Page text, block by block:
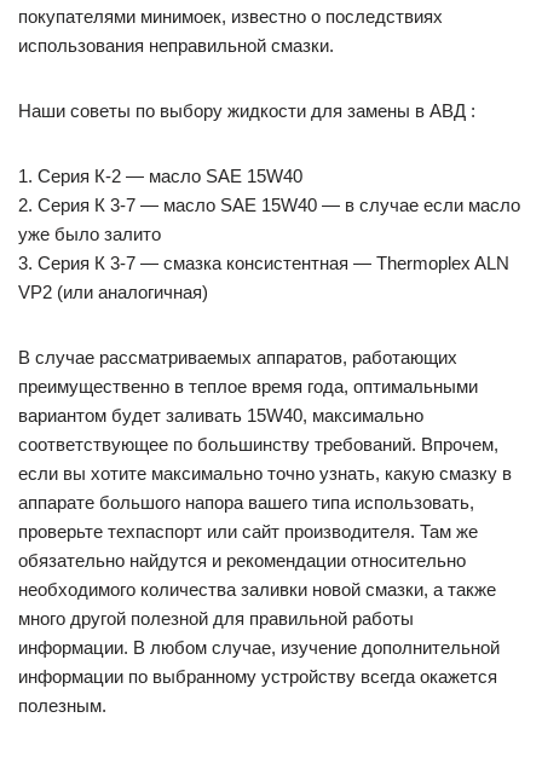
покупателями минимоек, известно о последствиях
использования неправильной смазки.
Наши советы по выбору жидкости для замены в АВД :
1. Серия К-2 — масло SAE 15W40
2. Серия К 3-7 — масло SAE 15W40 — в случае если масло
уже было залито
3. Серия К 3-7 — смазка консистентная — Thermoplex ALN
VP2 (или аналогичная)
В случае рассматриваемых аппаратов, работающих
преимущественно в теплое время года, оптимальными
вариантом будет заливать 15W40, максимально
соответствующее по большинству требований. Впрочем,
если вы хотите максимально точно узнать, какую смазку в
аппарате большого напора вашего типа использовать,
проверьте техпаспорт или сайт производителя. Там же
обязательно найдутся и рекомендации относительно
необходимого количества заливки новой смазки, а также
много другой полезной для правильной работы
информации. В любом случае, изучение дополнительной
информации по выбранному устройству всегда окажется
полезным.